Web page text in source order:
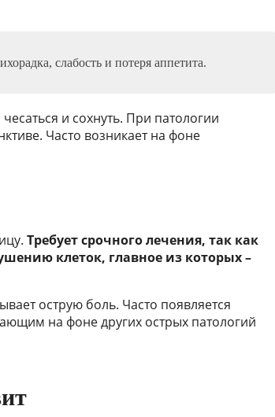
слабость и потеря аппетита.
и сохнуть. При патологии
Часто возникает на фоне
Требует срочного лечения, так как
клеток, главное из которых –
острую боль. Часто появляется
на фоне других острых патологий